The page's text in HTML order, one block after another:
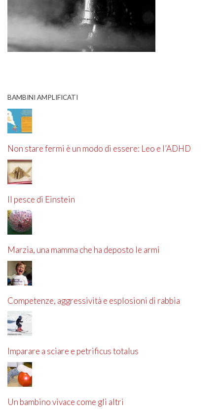
BAMBINI AMPLIFICATI
Non stare fermi è un modo di essere: Leo e l’ADHD
Il pesce di Einstein
Marzia, una mamma che ha deposto le armi
Competenze, aggressività e esplosioni di rabbia
Imparare a sciare e petrificus totalus
Un bambino vivace come gli altri